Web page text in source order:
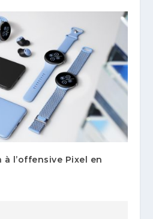
l’offensive Pixel en